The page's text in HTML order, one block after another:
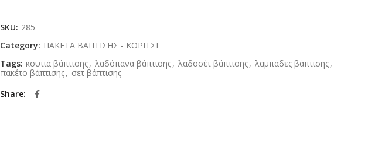
SKU: 285
Category: ΠΑΚΕΤΑ ΒΑΠΤΙΣΗΣ - ΚΟΡΙΤΣΙ
Tags: κουτιά βάπτισης, λαδόπανα βάπτισης, λαδοσέτ βάπτισης, λαμπάδες βάπτισης,
πακέτο βάπτισης, σετ βάπτισης
Share